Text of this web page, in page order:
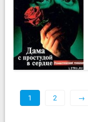
1 2 →